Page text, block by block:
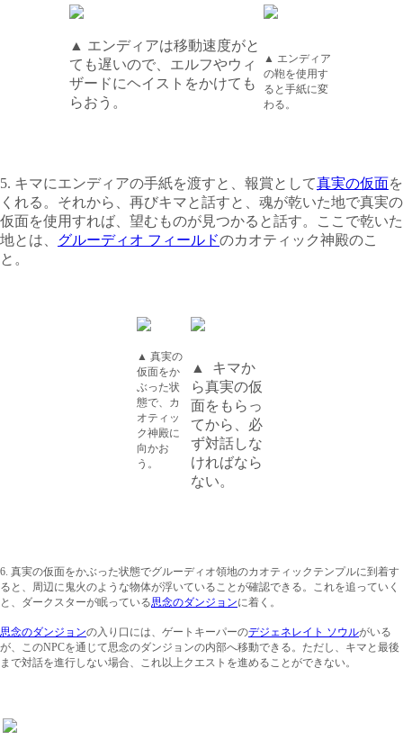
▲ エンディアは移動速度がと
ても遅いので、エルフやウィ
ザードにヘイストをかけても
らおう。
▲ エンディア
の鞄を使用す
ると手紙に変
わる。
5. キマにエンディアの手紙を渡すと、報賞として真実の仮面を
くれる。それから、再びキマと話すと、魂が乾いた地で真実の
仮面を使用すれば、望むものが見つかると話す。ここで乾いた
地とは、 グルーディオ フィールドのカオティック神殿のこ
と。
▲ 真実の
仮面をか
ぶった状
態で、カ
オティッ
ク神殿に
向かお
う。
▲ キマか
ら真実の仮
面をもらっ
てから、必
ず対話しな
ければなら
ない。
6. 真実の仮面をかぶった状態でグルーディオ領地のカオティックテンプルに到着す
ると、周辺に鬼火のような物体が浮いていることが確認できる。これを追っていく
と、ダークスターが眠っている思念のダンジョンに着く。
思念のダンジョンの入り口には、ゲートキーパーのデジェネレイト ソウルがいる
が、このNPCを通じて思念のダンジョンの内部へ移動できる。ただし、キマと最後
まで対話を進行しない場合、これ以上クエストを進めることができない。